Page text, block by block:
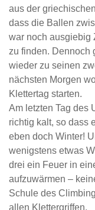
aus der
dass die Ballen
war noch ausgiebig
zu finden. Dennoch
wieder zu seinen
nächsten Morgen
Klettertag starten.
Am letzten Tag des
richtig kalt, so dass
eben doch Winter!
wenigstens etwas
drei ein Feuer in
aufzuwärmen –
Schule des
allen Klettergriffen.